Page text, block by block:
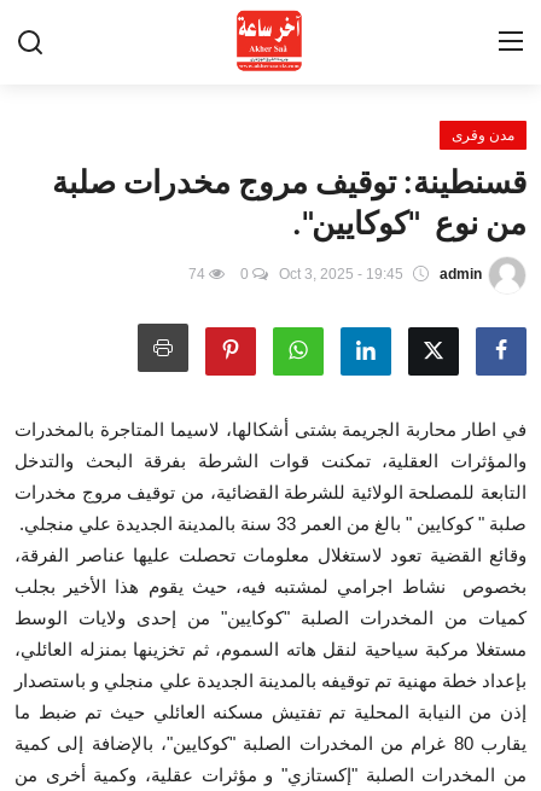
الرئيسية
Contact
أخبار الساعة
أخبار الحوادث
القيل و القال
فضاء العنابيين
أخبار الرياضة
أخبار الثقافة
عالم السيارات
النسخة الورقية PDF
مدن وقرى
قسنطينة: توقيف مروج مخدرات صلبة
من نوع "كوكايين".
admin
Oct 3, 2025 - 19:45
في اطار محاربة الجريمة بشتى أشكالها، لاسيما المتاجرة بالمخدرات
والمؤثرات العقلية، تمكنت قوات الشرطة بفرقة البحث والتدخل
التابعة للمصلحة الولائية للشرطة القضائية، من توقيف مروج مخدرات
صلبة " كوكايين " بالغ من العمر 33 سنة بالمدينة الجديدة علي منجلي.
وقائع القضية تعود لاستغلال معلومات تحصلت عليها عناصر الفرقة،
بخصوص نشاط اجرامي لمشتبه فيه، حيث يقوم هذا الأخير بجلب
كميات من المخدرات الصلبة "كوكايين" من إحدى ولايات الوسط
مستغلا مركبة سياحية لنقل هاته السموم، ثم تخزينها بمنزله العائلي،
بإعداد خطة مهنية تم توقيفه بالمدينة الجديدة علي منجلي و باستصدار
إذن من النيابة المحلية تم تفتيش مسكنه العائلي حيث تم ضبط ما
يقارب 80 غرام من المخدرات الصلبة "كوكايين"، بالإضافة إلى كمية
من المخدرات الصلبة "إكستازي" و مؤثرات عقلية، وكمية أخرى من